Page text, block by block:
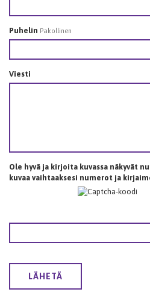
Puhelin Pakollinen
Viesti
Ole hyvä ja kirjoita kuvassa näkyvät
kuvaa vaihtaaksesi numerot ja
LÄHETÄ